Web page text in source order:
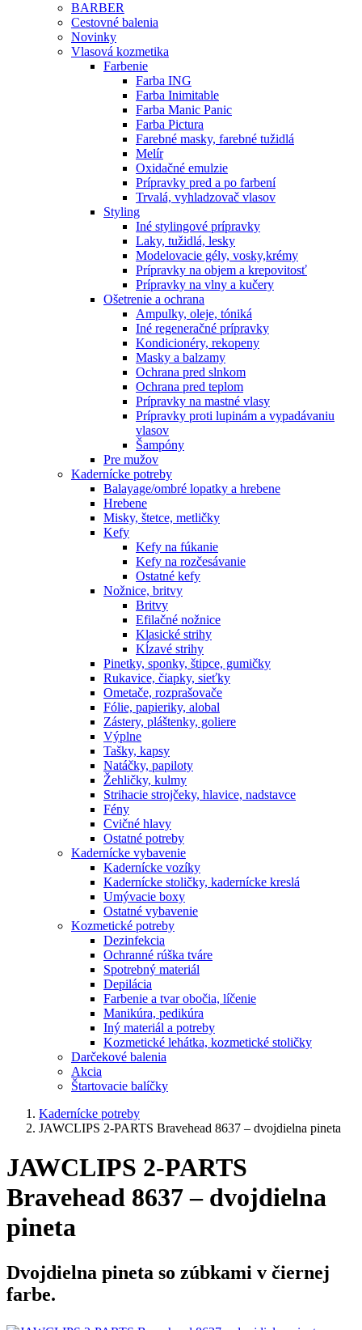
BARBER
Cestovné balenia
Novinky
Vlasová kozmetika
Farbenie
Farba ING
Farba Inimitable
Farba Manic Panic
Farba Pictura
Farebné masky, farebné tužidlá
Melír
Oxidačné emulzie
Prípravky pred a po farbení
Trvalá, vyhladzovač vlasov
Styling
Iné stylingové prípravky
Laky, tužidlá, lesky
Modelovacie gély, vosky,krémy
Prípravky na objem a krepovitosť
Prípravky na vlny a kučery
Ošetrenie a ochrana
Ampulky, oleje, tóniká
Iné regeneračné prípravky
Kondicionéry, rekopeny
Masky a balzamy
Ochrana pred slnkom
Ochrana pred teplom
Prípravky na mastné vlasy
Prípravky proti lupinám a vypadávaniu
vlasov
Šampóny
Pre mužov
Kadernícke potreby
Balayage/ombré lopatky a hrebene
Hrebene
Misky, štetce, metličky
Kefy
Kefy na fúkanie
Kefy na rozčesávanie
Ostatné kefy
Nožnice, britvy
Britvy
Efilačné nožnice
Klasické strihy
Kĺzavé strihy
Pinetky, sponky, štipce, gumičky
Rukavice, čiapky, sieťky
Ometače, rozprašovače
Fólie, papieriky, alobal
Zástery, pláštenky, goliere
Výplne
Tašky, kapsy
Natáčky, papiloty
Žehličky, kulmy
Strihacie strojčeky, hlavice, nadstavce
Fény
Cvičné hlavy
Ostatné potreby
Kadernícke vybavenie
Kadernícke vozíky
Kadernícke stoličky, kadernícke kreslá
Umývacie boxy
Ostatné vybavenie
Kozmetické potreby
Dezinfekcia
Ochranné rúška tváre
Spotrebný materiál
Depilácia
Farbenie a tvar obočia, líčenie
Manikúra, pedikúra
Iný materiál a potreby
Kozmetické lehátka, kozmetické stoličky
Darčekové balenia
Akcia
Štartovacie balíčky
Kadernícke potreby
JAWCLIPS 2-PARTS Bravehead 8637 – dvojdielna pineta
JAWCLIPS 2-PARTS
Bravehead 8637 – dvojdielna
pineta
Dvojdielna pineta so zúbkami v čiernej
farbe.